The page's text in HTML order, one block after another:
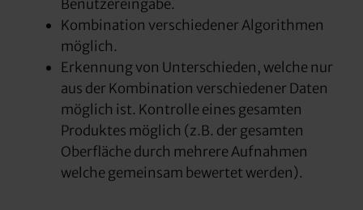
Benutzereingabe.
Kombination verschiedener Algorithmen
möglich.
Erkennung von Unterschieden, welche nur
aus der Kombination verschiedener Daten
möglich ist. Kontrolle eines gesamten
Produktes möglich (z.B. der gesamten
Oberfläche durch mehrere Aufnahmen
welche gemeinsam bewertet werden).